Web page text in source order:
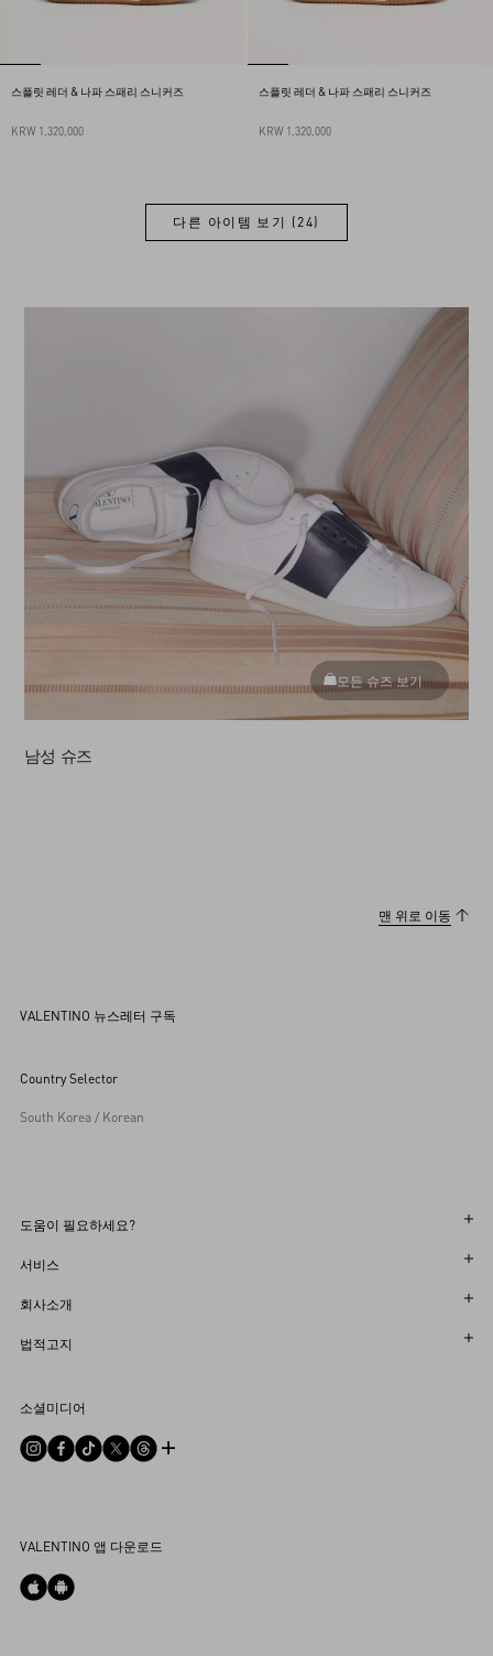
스플릿 레더 & 나파 스패리 스니커즈
KRW 1,320,000
스플릿 레더 & 나파 스패리 스니커즈
KRW 1,320,000
다른 아이템 보기 (24)
모든 슈즈 보기
남성 슈즈
맨 위로 이동
VALENTINO 뉴스레터 구독
Country Selector
South Korea / Korean
도움이 필요하세요?
주문 상태 확인
반품 상태를 확인하세요
Sitemap
자주 하는 질문
서비스
고객센터
반품 및 교환
결제
사이즈 안내
회사소개
한국어
커리어
기업 정보
법적고지
판매 약관
개인정보 처리방침
소셜미디어
VALENTINO 앱 다운로드